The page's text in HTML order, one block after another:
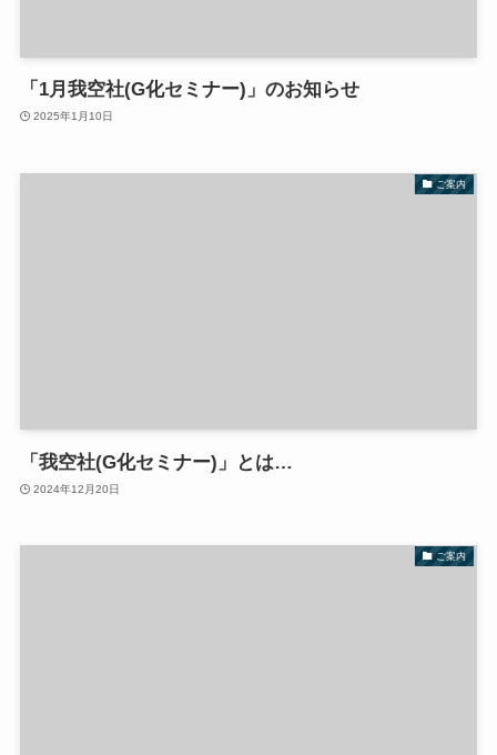
「1月我空社(G化セミナー)」のお知らせ
2025年1月10日
ご案内
「我空社(G化セミナー)」とは…
2024年12月20日
ご案内